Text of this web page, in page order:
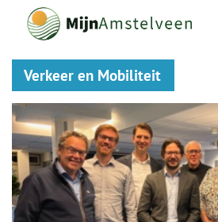
Verkeer en Mobiliteit